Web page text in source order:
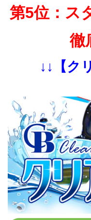
第5位：ス
徹
↓↓【ク